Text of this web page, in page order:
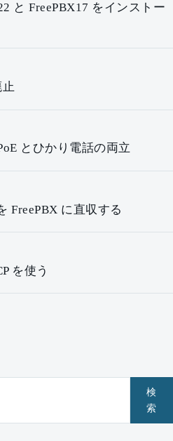
と FreePBX17 をインストー
とひかり電話の両立
FreePBX に直収する
を使う
検
索